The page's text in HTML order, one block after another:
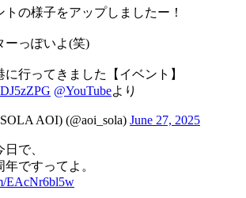
トの様子をアップしましたー！
ーっぽいよ(笑)
に行ってきました【イベント】
@YouTubeより
AOI) (@aoi_sola) June 27, 2025
で、
ですってよ。
EAcNr6bl5w